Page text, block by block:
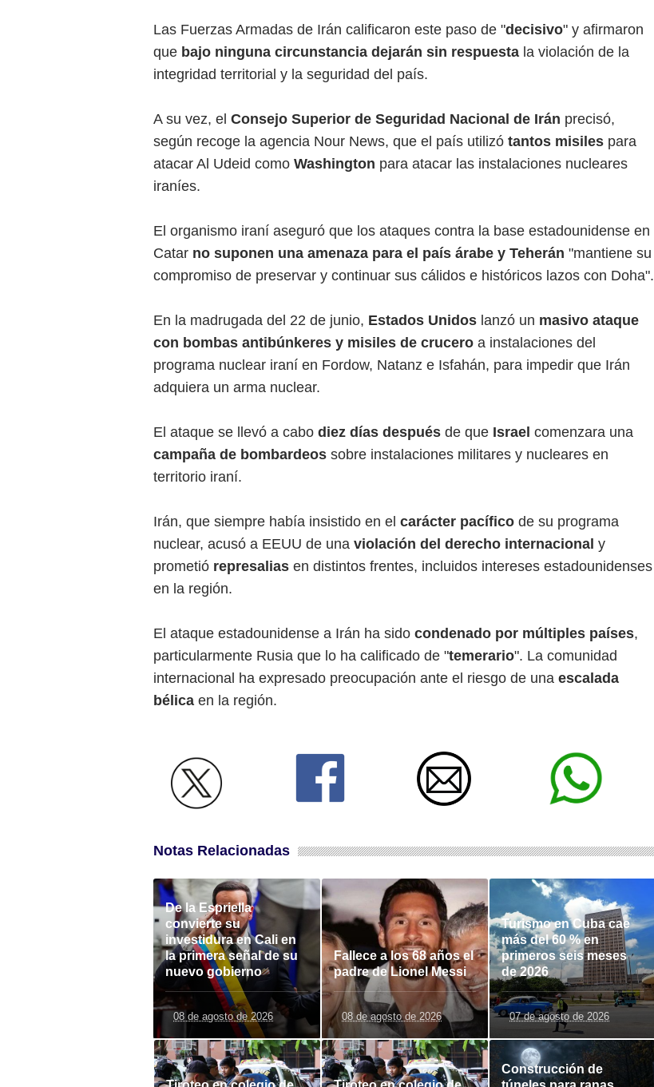
Las Fuerzas Armadas de Irán calificaron este paso de "decisivo" y afirmaron
que bajo ninguna circunstancia dejarán sin respuesta la violación de la
integridad territorial y la seguridad del país.
A su vez, el Consejo Superior de Seguridad Nacional de Irán precisó,
según recoge la agencia Nour News, que el país utilizó tantos misiles para
atacar Al Udeid como Washington para atacar las instalaciones nucleares
iraníes.
El organismo iraní aseguró que los ataques contra la base estadounidense en
Catar no suponen una amenaza para el país árabe y Teherán "mantiene su
compromiso de preservar y continuar sus cálidos e históricos lazos con Doha".
En la madrugada del 22 de junio, Estados Unidos lanzó un masivo ataque
con bombas antibúnkeres y misiles de crucero a instalaciones del
programa nuclear iraní en Fordow, Natanz e Isfahán, para impedir que Irán
adquiera un arma nuclear.
El ataque se llevó a cabo diez días después de que Israel comenzara una
campaña de bombardeos sobre instalaciones militares y nucleares en
territorio iraní.
Irán, que siempre había insistido en el carácter pacífico de su programa
nuclear, acusó a EEUU de una violación del derecho internacional y
prometió represalias en distintos frentes, incluidos intereses estadounidenses
en la región.
El ataque estadounidense a Irán ha sido condenado por múltiples países,
particularmente Rusia que lo ha calificado de "temerario". La comunidad
internacional ha expresado preocupación ante el riesgo de una escalada
bélica en la región.
Notas Relacionadas
De la Espriella
convierte su
investidura en Cali en
la primera señal de su
nuevo gobierno
08 de agosto de 2026
Fallece a los 68 años el
padre de Lionel Messi
08 de agosto de 2026
Turismo en Cuba cae
más del 60 % en
primeros seis meses
de 2026
07 de agosto de 2026
Construcción de